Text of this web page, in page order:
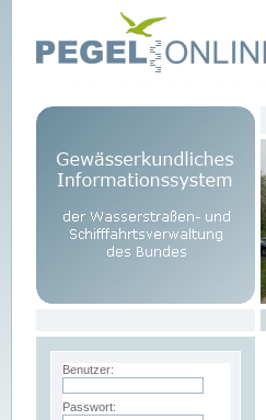
Benutzer:
Passwort: